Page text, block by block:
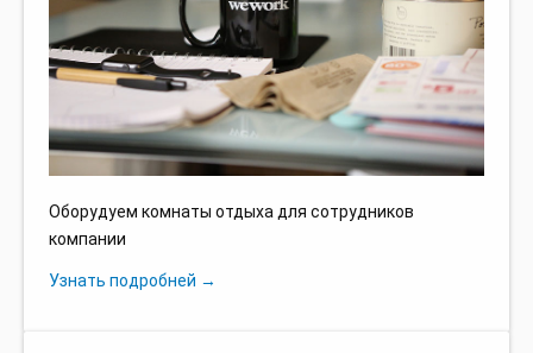
Оборудуем комнаты отдыха для сотрудников
компании
Узнать подробней →